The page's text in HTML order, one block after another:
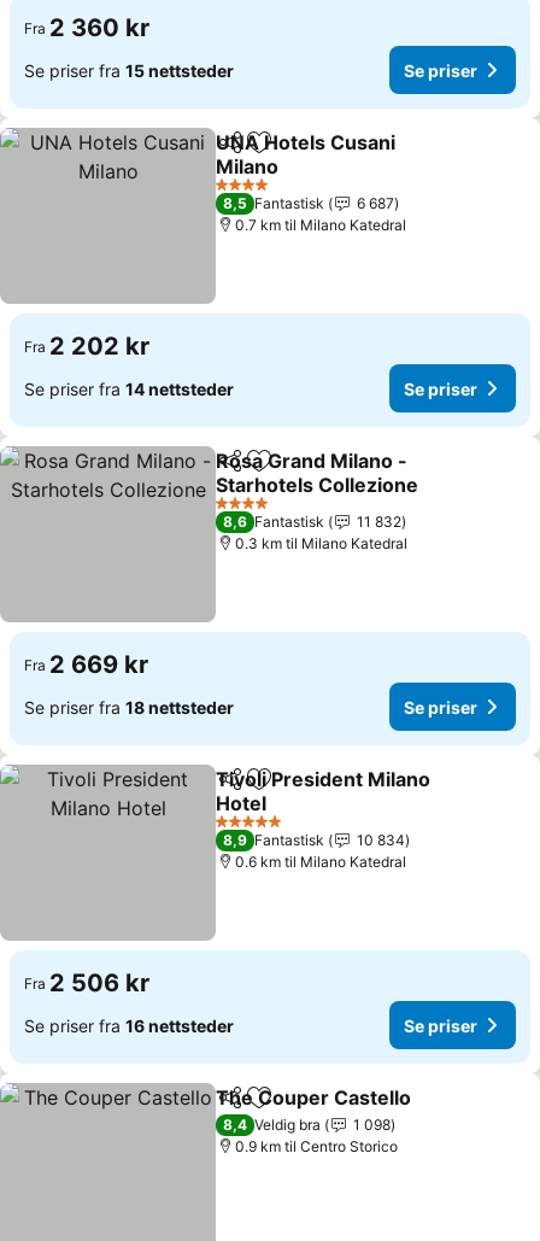
Fra 2 360 kr
Se priser fra 15 nettsteder Se priser
Del Legg til i favoritter
UNA Hotels Cusani
Milano
4 Stjerner
8,5 Fantastisk
6 687
0.7 km til Milano Katedral
Fra 2 202 kr
Se priser fra 14 nettsteder Se priser
Del Legg til i favoritter
Rosa Grand Milano -
Starhotels Collezione
4 Stjerner
8,6 Fantastisk
11 832
0.3 km til Milano Katedral
Fra 2 669 kr
Se priser fra 18 nettsteder Se priser
Del Legg til i favoritter
Tivoli President Milano
Hotel
5 Stjerner
8,9 Fantastisk
10 834
0.6 km til Milano Katedral
Fra 2 506 kr
Se priser fra 16 nettsteder Se priser
Del Legg til i favoritter
The Couper Castello
8,4 Veldig bra
1 098
0.9 km til Centro Storico